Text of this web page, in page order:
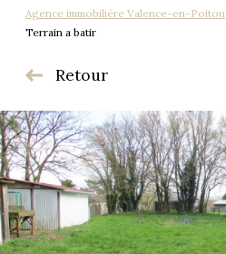
Agence immobilière Valence-en-Poitou
Terrain a batir
Retour